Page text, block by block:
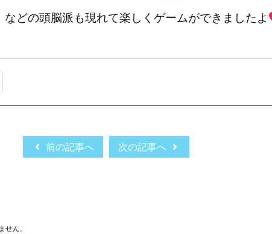
などの頭脳派も現れて楽しくゲームができましたよ
前の記事へ 次の記事へ
せん。